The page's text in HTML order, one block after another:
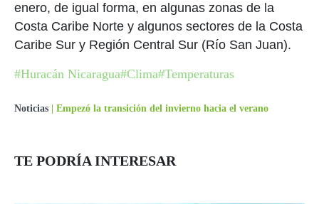
enero, de igual forma, en algunas zonas de la
Costa Caribe Norte y algunos sectores de la Costa
Caribe Sur y Región Central Sur (Río San Juan).
#Huracán Nicaragua#Clima#Temperaturas
Noticias Empezó la transición del invierno hacia el verano
TE PODRÍA INTERESAR